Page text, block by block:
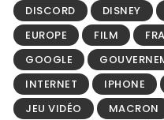
DISCORD
DISNEY
EUROPE
FILM
GOOGLE
INTERNET
IPHONE
JEU VIDÉO
MACRON